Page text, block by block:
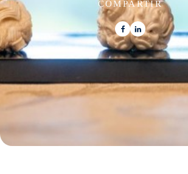
COMPARTIR